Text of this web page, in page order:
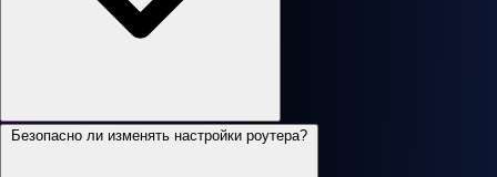
Безопасно ли изменять настройки роутера?